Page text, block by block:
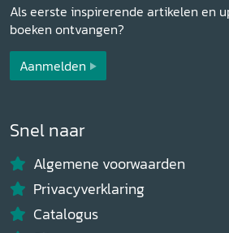
Als eerste inspirerende artikelen en
boeken ontvangen?
Aanmelden
Snel naar
Algemene voorwaarden
Privacyverklaring
Catalogus